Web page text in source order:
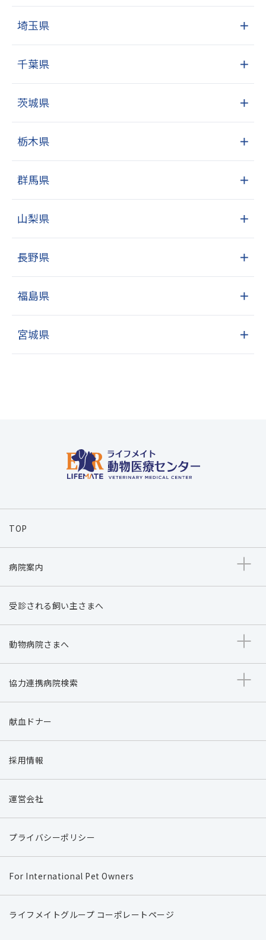
埼玉県 ＋
千葉県 ＋
茨城県 ＋
栃木県 ＋
群馬県 ＋
山梨県 ＋
長野県 ＋
福島県 ＋
宮城県 ＋
TOP
病院案内
受診される飼い主さまへ
動物病院さまへ
協力連携病院検索
献血ドナー
採用情報
運営会社
プライバシーポリシー
For International Pet Owners
ライフメイトグループ コーポレートページ